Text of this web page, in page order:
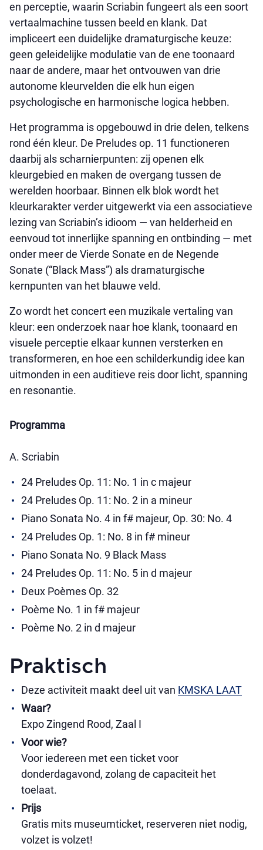
en perceptie, waarin Scriabin fungeert als een soort
vertaalmachine tussen beeld en klank. Dat
impliceert een duidelijke dramaturgische keuze:
geen geleidelijke modulatie van de ene toonaard
naar de andere, maar het ontvouwen van drie
autonome kleurvelden die elk hun eigen
psychologische en harmonische logica hebben.
Het programma is opgebouwd in drie delen, telkens
rond één kleur. De Preludes op. 11 functioneren
daarbij als scharnierpunten: zij openen elk
kleurgebied en maken de overgang tussen de
werelden hoorbaar. Binnen elk blok wordt het
kleurkarakter verder uitgewerkt via een associatieve
lezing van Scriabin’s idioom — van helderheid en
eenvoud tot innerlijke spanning en ontbinding — met
onder meer de Vierde Sonate en de Negende
Sonate (“Black Mass”) als dramaturgische
kernpunten van het blauwe veld.
Zo wordt het concert een muzikale vertaling van
kleur: een onderzoek naar hoe klank, toonaard en
visuele perceptie elkaar kunnen versterken en
transformeren, en hoe een schilderkundig idee kan
uitmonden in een auditieve reis door licht, spanning
en resonantie.
Programma
A. Scriabin
24 Preludes Op. 11: No. 1 in c majeur
24 Preludes Op. 11: No. 2 in a mineur
Piano Sonata No. 4 in f# majeur, Op. 30: No. 4
24 Preludes Op. 1: No. 8 in f# mineur
Piano Sonata No. 9 Black Mass
24 Preludes Op. 11: No. 5 in d majeur
Deux Poèmes Op. 32
Poème No. 1 in f# majeur
Poème No. 2 in d majeur
Praktisch
Deze activiteit maakt deel uit van KMSKA LAAT
Waar?
Expo Zingend Rood, Zaal I
Voor wie?
Voor iedereen met een ticket voor
donderdagavond, zolang de capaciteit het
toelaat.
Prijs
Gratis mits museumticket, reserveren niet nodig,
volzet is volzet!